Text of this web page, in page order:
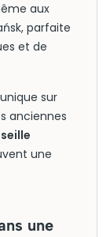
aux
parfaite
et de
sur
anciennes
une
une